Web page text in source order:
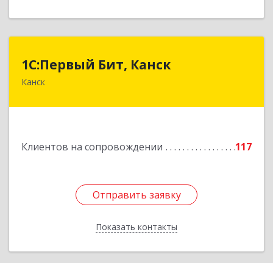
1С:Первый Бит, Канск
Канск
Клиентов на сопровождении 117
Отправить заявку
Показать контакты
Отправить заявку
Назад